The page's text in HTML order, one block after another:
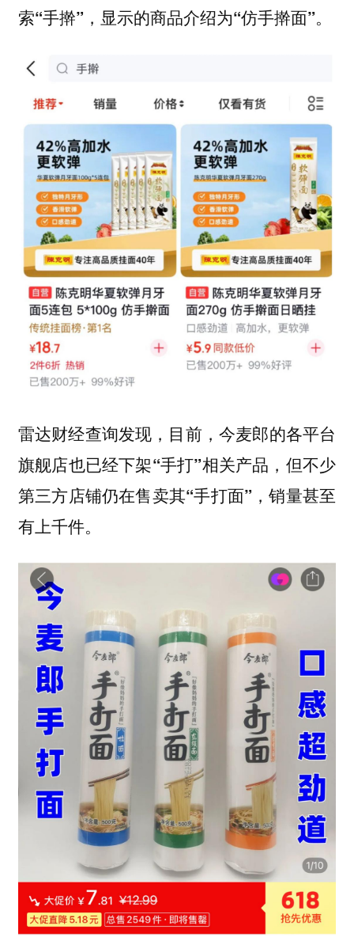
索“手擀”，显示的商品介绍为“仿手擀面”。
雷达财经查询发现，目前，今麦郎的各平台
旗舰店也已经下架“手打”相关产品，但不少
第三方店铺仍在售卖其“手打面”，销量甚至
有上千件。